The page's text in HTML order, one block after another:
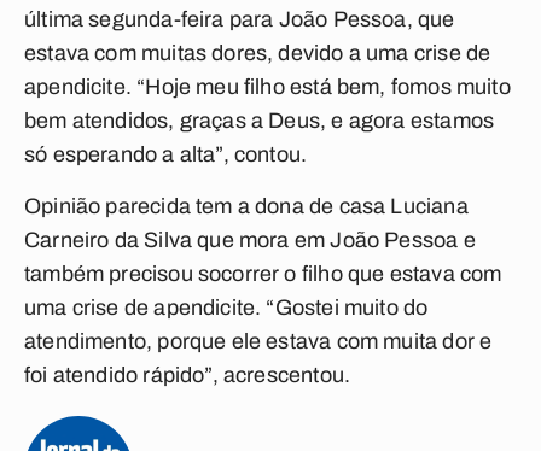
última segunda-feira para João Pessoa, que
estava com muitas dores, devido a uma crise de
apendicite. “Hoje meu filho está bem, fomos muito
bem atendidos, graças a Deus, e agora estamos
só esperando a alta”, contou.
Opinião parecida tem a dona de casa Luciana
Carneiro da Silva que mora em João Pessoa e
também precisou socorrer o filho que estava com
uma crise de apendicite. “Gostei muito do
atendimento, porque ele estava com muita dor e
foi atendido rápido”, acrescentou.